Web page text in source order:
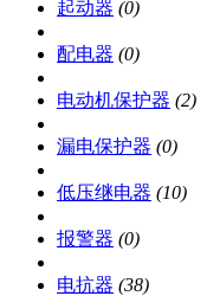
起动器 (0)
配电器 (0)
电动机保护器 (2)
漏电保护器 (0)
低压继电器 (10)
报警器 (0)
电抗器 (38)